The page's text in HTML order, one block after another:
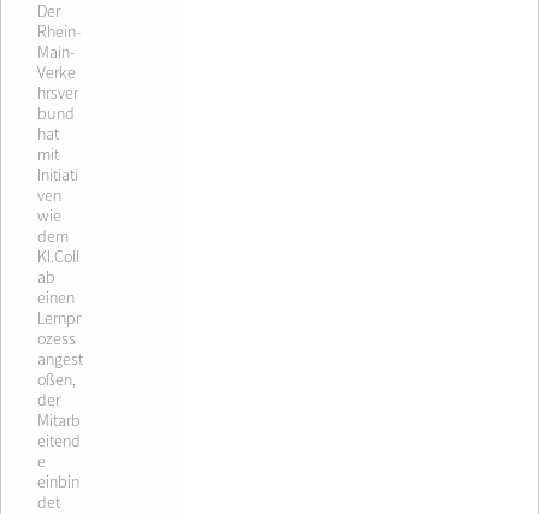
Der
Rhein-
Main-
Verke
hrsver
bund
hat
mit
Initiati
ven
wie
dem
KI.Coll
ab
einen
Lernpr
ozess
angest
oßen,
der
Mitarb
eitend
e
einbin
det